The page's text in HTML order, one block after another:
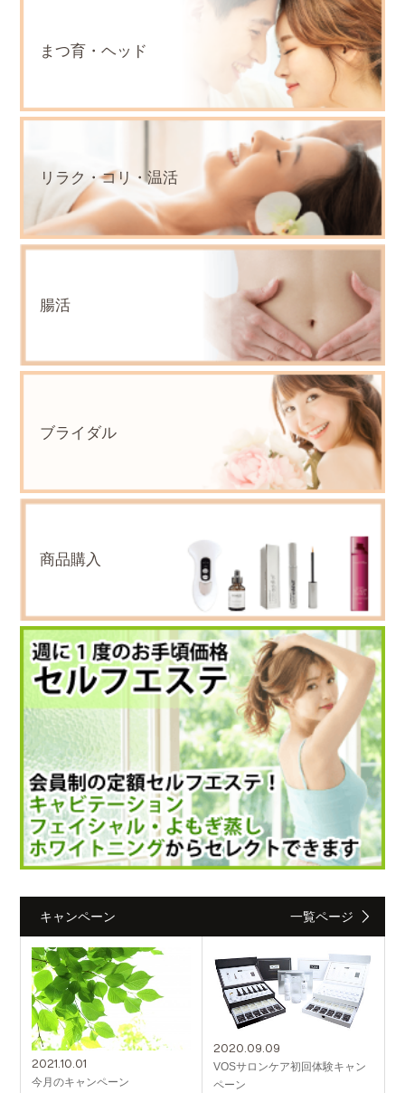
まつ育・ヘッド
リラク・コリ・温活
腸活
ブライダル
商品購入
キャンペーン 一覧ページ
2021.10.01
今月のキャンペーン
2020.09.09
VOSサロンケア初回体験キャン
ペーン